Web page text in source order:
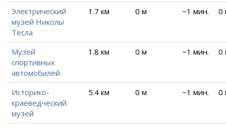
Электрический
музей Николы
Тесла
1.7 км 0 м ~1 мин. 0
Музей
спортивных
автомобилей
1.8 км 0 м ~1 мин. 0
Историко-
краеведческий
музей
5.4 км 0 м ~1 мин. 0